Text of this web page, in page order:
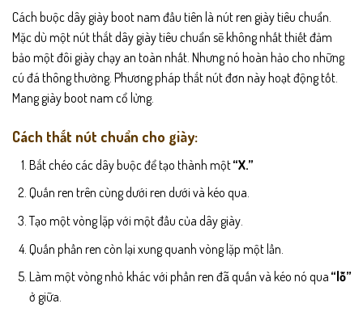
Cách buộc dây giày boot nam đầu tiên là nút ren giày tiêu chuẩn.
Mặc dù một nút thắt dây giày tiêu chuẩn sẽ không nhất thiết đảm
bảo một đôi giày chạy an toàn nhất. Nhưng nó hoàn hảo cho những
cú đá thông thường. Phương pháp thắt nút đơn này hoạt động tốt.
Mang giày boot nam cổ lửng.
Cách thắt nút chuẩn cho giày:
Bắt chéo các dây buộc để tạo thành một“X.”
Quấn ren trên cùng dưới ren dưới và kéo qua.
Tạo một vòng lặp với một đầu của dây giày.
Quấn phần ren còn lại xung quanh vòng lặp một lần.
Làm một vòng nhỏ khác với phần ren đã quấn và kéo nó qua “lỗ”
ở giữa.